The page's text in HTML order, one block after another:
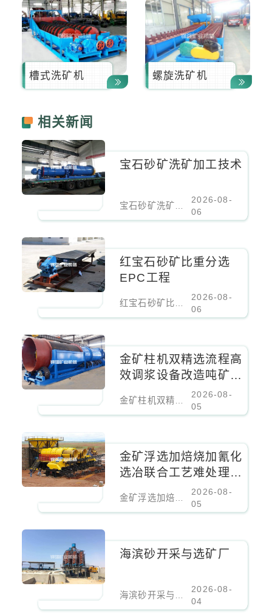
槽式洗矿机 螺旋洗矿机
相关新闻
宝石砂矿洗矿加工技术
2026-08-
06
红宝石砂矿比重分选
EPC工程
2026-08-
06
金矿柱机双精选流程高
效调浆设备改造吨矿成
本降低百分之二十
2026-08-
05
金矿浮选加焙烧加氰化
选冶联合工艺难处理金
2026-08-
05
海滨砂开采与选矿厂
2026-08-
04